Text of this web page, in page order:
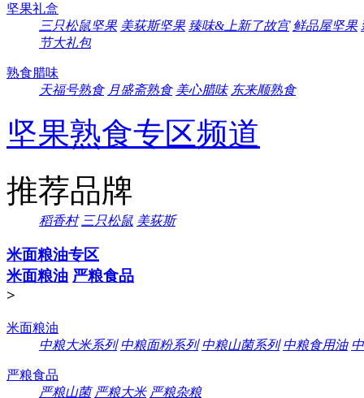
坚果礼盒
三只松鼠坚果 美荻斯坚果 臻味&上新了故宫 鲜品屋坚果
节大礼包
熟食腊味
天福号熟食 月盛斋熟食 美心腊味 东来顺熟食
坚果熟食专区频道
推荐品牌
稻香村 三只松鼠 美荻斯
米面粮油专区
米面粮油 严粮食品
>
米面粮油
中粮大米系列 中粮面粉系列 中粮山菌系列 中粮食用油
严粮食品
严粮山菌 严粮大米 严粮杂粮